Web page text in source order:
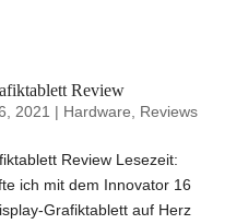
Review
2021 | Hardware Reviews
Review Lesezeit:
ich mit dem Innovator 16
Grafiktablett auf Herz